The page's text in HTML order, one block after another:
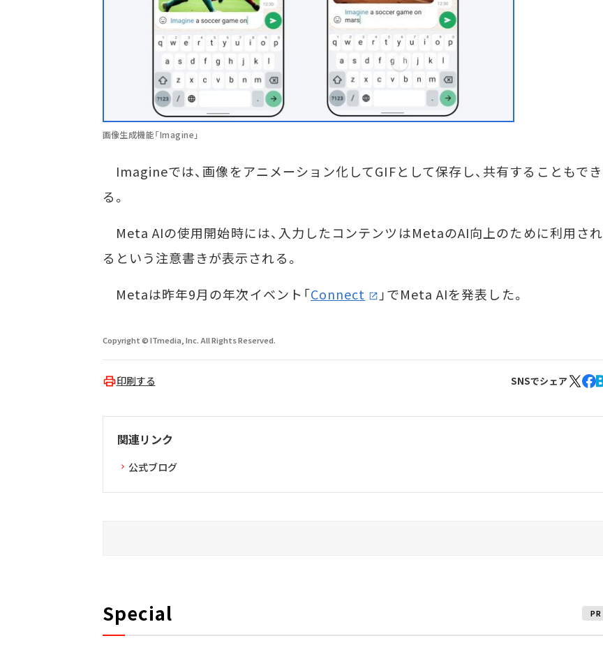
画像生成機能「Imagine」
Imagineでは、画像をアニメーション化してGIFとして保存し、共有することもでき
る。
Meta AIの使用開始時には、入力したコンテンツはMetaのAI向上のために利用され
るという注意書きが表示される。
Metaは昨年9月の年次イベント「Connect 」でMeta AIを発表した。
Copyright © ITmedia, Inc. All Rights Reserved.
印刷する SNSでシェア
関連リンク
公式ブログ
Special PR